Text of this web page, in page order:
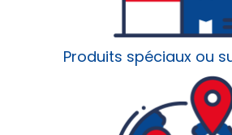
Produits spéciaux ou